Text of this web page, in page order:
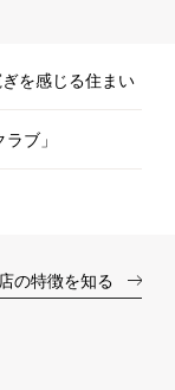
を感じる住まい
ブ」
の特徴を知る